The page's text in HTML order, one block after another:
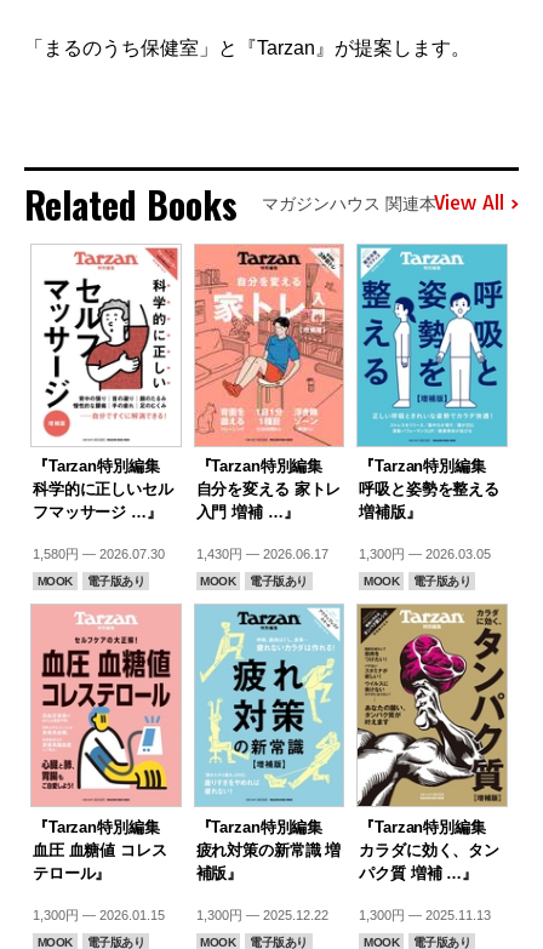
「まるのうち保健室」と『Tarzan』が提案します。
Related Books マガジンハウス 関連本View All
『Tarzan特別編集
科学的に正しいセル
フマッサージ …』
1,580円 — 2026.07.30
MOOK 電子版あり
『Tarzan特別編集
自分を変える 家トレ
入門 増補 …』
1,430円 — 2026.06.17
MOOK 電子版あり
『Tarzan特別編集
呼吸と姿勢を整える
増補版』
1,300円 — 2026.03.05
MOOK 電子版あり
『Tarzan特別編集
血圧 血糖値 コレス
テロール』
1,300円 — 2026.01.15
MOOK 電子版あり
『Tarzan特別編集
疲れ対策の新常識 増
補版』
1,300円 — 2025.12.22
MOOK 電子版あり
『Tarzan特別編集
カラダに効く、タン
パク質 増補 …』
1,300円 — 2025.11.13
MOOK 電子版あり